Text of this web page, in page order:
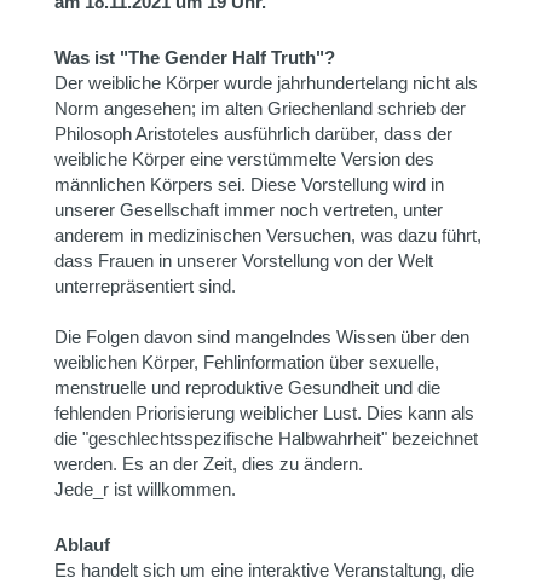
Was ist "The Gender Half Truth"?
Der weibliche Körper wurde jahrhundertelang nicht als
Norm angesehen; im alten Griechenland schrieb der
Philosoph Aristoteles ausführlich darüber, dass der
weibliche Körper eine verstümmelte Version des
männlichen Körpers sei. Diese Vorstellung wird in
unserer Gesellschaft immer noch vertreten, unter
anderem in medizinischen Versuchen, was dazu führt,
dass Frauen in unserer Vorstellung von der Welt
unterrepräsentiert sind.
Die Folgen davon sind mangelndes Wissen über den
weiblichen Körper, Fehlinformation über sexuelle,
menstruelle und reproduktive Gesundheit und die
fehlenden Priorisierung weiblicher Lust. Dies kann als
die "geschlechtsspezifische Halbwahrheit" bezeichnet
werden. Es an der Zeit, dies zu ändern.
Jede_r ist willkommen.
Ablauf
Es handelt sich um eine interaktive Veranstaltung, die